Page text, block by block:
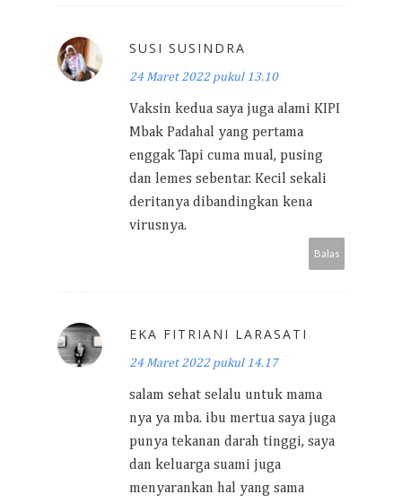
SUSI SUSINDRA
24 Maret 2022 pukul 13.10
Vaksin kedua saya juga alami KIPI
Mbak Padahal yang pertama
enggak Tapi cuma mual, pusing
dan lemes sebentar. Kecil sekali
deritanya dibandingkan kena
virusnya.
Balas
EKA FITRIANI LARASATI
24 Maret 2022 pukul 14.17
salam sehat selalu untuk mama
nya ya mba. ibu mertua saya juga
punya tekanan darah tinggi, saya
dan keluarga suami juga
menyarankan hal yang sama